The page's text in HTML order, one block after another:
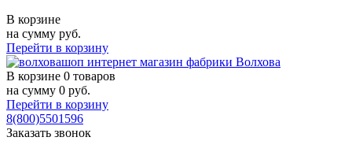
В корзине
на сумму руб.
Перейти в корзину
В корзине 0 товаров
на сумму 0 руб.
Перейти в корзину
8(800)5501596
Заказать звонок